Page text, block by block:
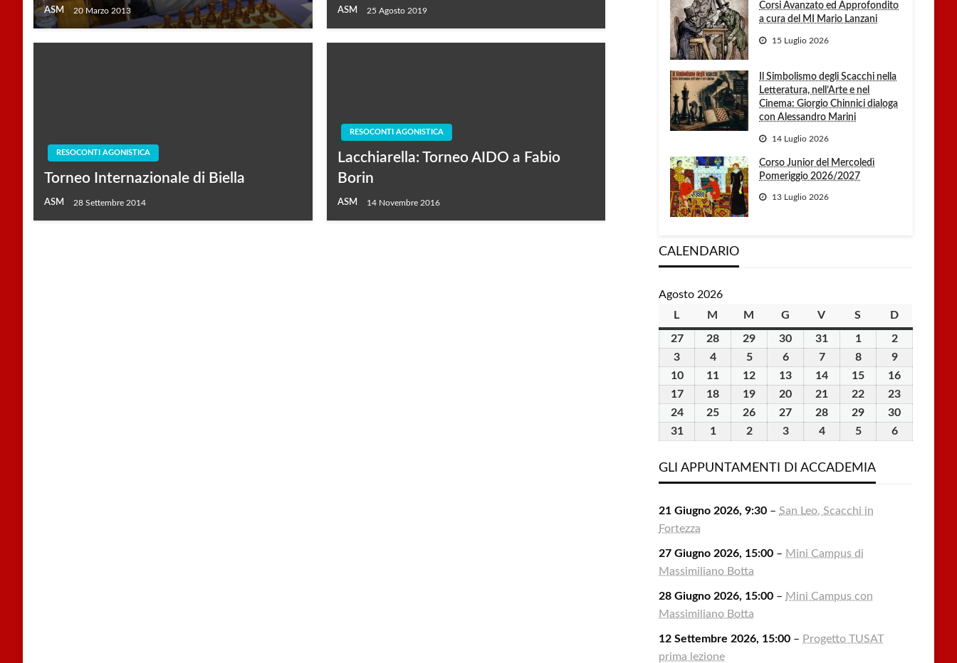
ASM 20 Marzo 2013 ASM 25 Agosto 2019
RESOCONTI AGONISTICA
Torneo Internazionale di Biella
ASM 28 Settembre 2014
RESOCONTI AGONISTICA
Lacchiarella: Torneo AIDO a Fabio
Borin
ASM 14 Novembre 2016
Corsi Avanzato ed Approfondito
a cura del MI Mario Lanzani
15 Luglio 2026
Il Simbolismo degli Scacchi nella
Letteratura, nell’Arte e nel
Cinema: Giorgio Chinnici dialoga
con Alessandro Marini
14 Luglio 2026
Corso Junior del Mercoledì
Pomeriggio 2026/2027
13 Luglio 2026
CALENDARIO
Agosto 2026
L lunedìM martedì
M mercoledì
G giovedì
V venerdì
S sabatoDdomenica
2727
Luglio
2026
28
Luglio
2026
29
Luglio
2026
30
Luglio
2026
31
Luglio
2026
11
Agosto
2026
22
Agosto
2026
3
Agosto
2026
44
Agosto
2026
55
Agosto
2026
66
Agosto
2026
77
Agosto
2026
88
Agosto
2026
99
Agosto
2026
1010
Agosto
2026
11
Agosto
2026
12
Agosto
2026
13
Agosto
2026
14
Agosto
2026
15
Agosto
2026
16
1717
Agosto
18
Agosto
19
Agosto
20
Agosto
21
Agosto
22
Agosto
23
2424
Agosto
25
Agosto
26
Agosto
27
Agosto
28
Agosto
29
Agosto
30
3131
2026
11
2026
22
2026
33
2026
44
2026
55
2026
66
GLI APPUNTAMENTI DI ACCADEMIA
21 Giugno 2026, 9:30 –San Leo, Scacchi in
Fortezza
27 Giugno 2026, 15:00 – Mini Campus di
Massimiliano Botta
28 Giugno 2026, 15:00 – Mini Campus con
Massimiliano Botta
12 Settembre 2026, 15:00 – Progetto TUSAT
prima lezione